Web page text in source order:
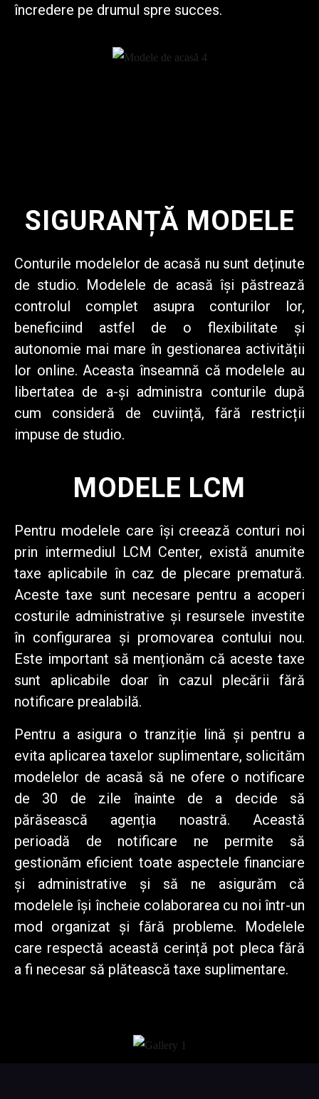
încredere pe drumul spre succes.
SIGURANȚĂ MODELE
Conturile modelelor de acasă nu sunt deținute
de studio. Modelele de acasă își păstrează
controlul complet asupra conturilor lor,
beneficiind astfel de o flexibilitate și
autonomie mai mare în gestionarea activității
lor online. Aceasta înseamnă că modelele au
libertatea de a-și administra conturile după
cum consideră de cuviință, fără restricții
impuse de studio.
MODELE LCM
Pentru modelele care își creează conturi noi
prin intermediul LCM Center, există anumite
taxe aplicabile în caz de plecare prematură.
Aceste taxe sunt necesare pentru a acoperi
costurile administrative și resursele investite
în configurarea și promovarea contului nou.
Este important să menționăm că aceste taxe
sunt aplicabile doar în cazul plecării fără
notificare prealabilă.
Pentru a asigura o tranziție lină și pentru a
evita aplicarea taxelor suplimentare, solicităm
modelelor de acasă să ne ofere o notificare
de 30 de zile înainte de a decide să
părăsească agenția noastră. Această
perioadă de notificare ne permite să
gestionăm eficient toate aspectele financiare
și administrative și să ne asigurăm că
modelele își încheie colaborarea cu noi într-un
mod organizat și fără probleme. Modelele
care respectă această cerință pot pleca fără
a fi necesar să plătească taxe suplimentare.